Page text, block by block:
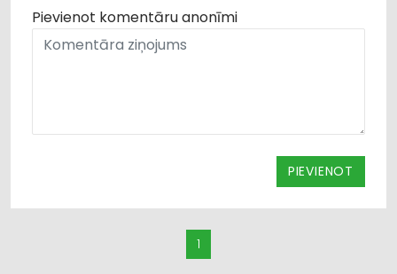
Pievienot komentāru anonīmi
PIEVIENOT
1